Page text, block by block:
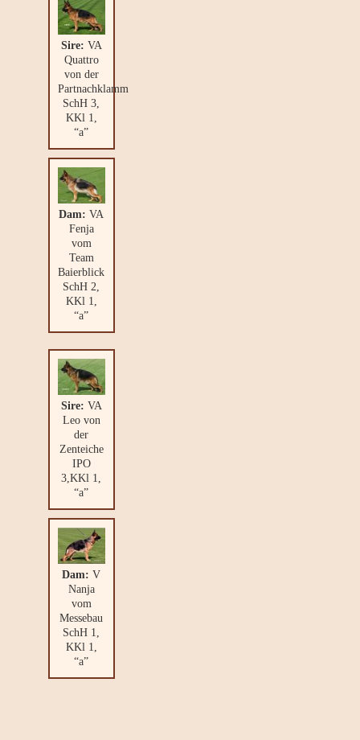
Sire: VA
Quattro
von der
Partnachklamm
SchH 3,
KKl 1,
“a”
Dam:VA
Fenja
vom
Team
Baierblick
SchH 2,
KKl 1,
“a”
Sire: VA
Leo von
der
Zenteiche
IPO
3,KKl 1,
“a”
Dam:V
Nanja
vom
Messebau
SchH 1,
KKl 1,
“a”